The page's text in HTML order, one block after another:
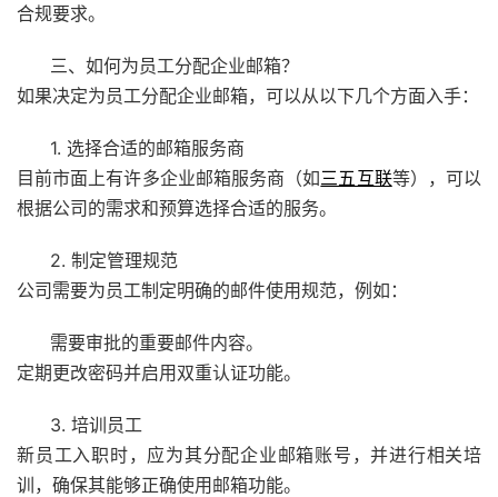
合规要求。
三、如何为员工分配企业邮箱？
如果决定为员工分配企业邮箱，可以从以下几个方面入手：
1. 选择合适的邮箱服务商
目前市面上有许多企业邮箱服务商（如三五互联等），可以
根据公司的需求和预算选择合适的服务。
2. 制定管理规范
公司需要为员工制定明确的邮件使用规范，例如：
需要审批的重要邮件内容。
定期更改密码并启用双重认证功能。
3. 培训员工
新员工入职时，应为其分配企业邮箱账号，并进行相关培
训，确保其能够正确使用邮箱功能。